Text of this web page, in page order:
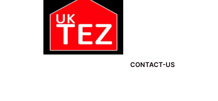
CONTACT-US